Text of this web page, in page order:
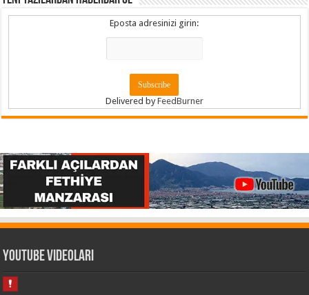
Eposta adresinizi girin:
Delivered byFeedBurner
Youtube Videoları